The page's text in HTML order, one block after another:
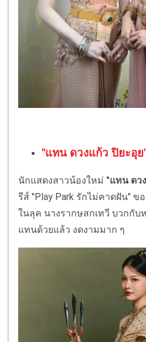
"แทน ดวงแก้ว ปิยะอุย
นักแสดงสาวน้องใหม่ "แทน ดว
รีส์ "Play Park รักไม่คาดฝัน" ข
ในลุค นางรากษสกเทวี บวกกั
แทนด้วยแล้ว งดงามมาก ๆ